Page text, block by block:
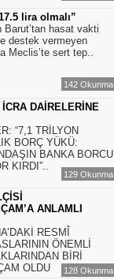
lira olmalı”
Barut’tan hasat vakti
destek vermeyen
Meclis’te sert tep..
142 Okunma
DAİRELERİNE
“7,1 TRİLYON
BORÇ YÜKÜ:
BANKA BORCU
KIRDI”..
129 Okunma
ANLAMLI
RESMÎ
ÖNEMLİ
BİRİ
OLDU
128 Okunma